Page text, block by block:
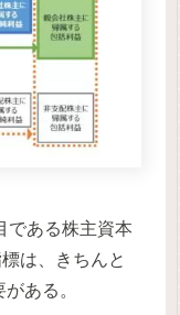
である株主資本
は、きちんと
ある。